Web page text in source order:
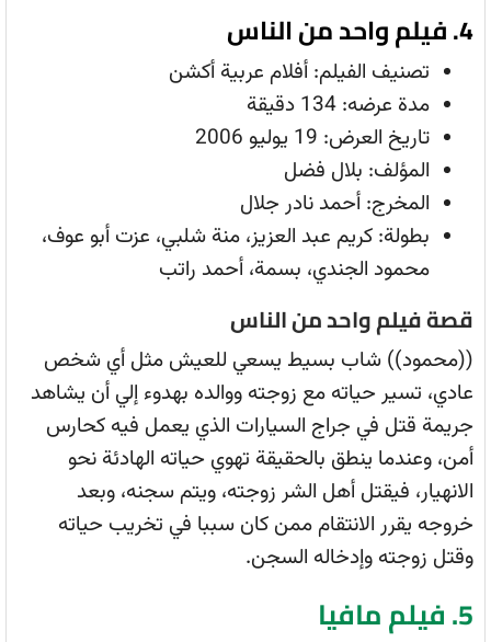
4. فيلم واحد من الناس
تصنيف الفيلم: أفلام عربية أكشن
مدة عرضه: 134 دقيقة
تاريخ العرض: 19 يوليو 2006
المؤلف: بلال فضل
المخرج: أحمد نادر جلال
بطولة: كريم عبد العزيز، منة شلبي، عزت أبو عوف،
محمود الجندي، بسمة، أحمد راتب
قصة فيلم واحد من الناس
((محمود)) شاب بسيط يسعي للعيش مثل أي شخص
عادي، تسير حياته مع زوجته ووالده بهدوء إلي أن يشاهد
جريمة قتل في جراج السيارات الذي يعمل فيه كحارس
أمن، وعندما ينطق بالحقيقة تهوي حياته الهادئة نحو
الانهيار، فيقتل أهل الشر زوجته، ويتم سجنه، وبعد
خروجه يقرر الانتقام ممن كان سببا في تخريب حياته
وقتل زوجته وإدخاله السجن.
5. فيلم مافيا